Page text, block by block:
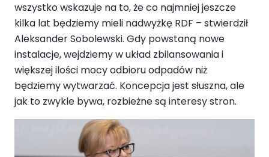
wszystko wskazuje na to, że co najmniej jeszcze
kilka lat będziemy mieli nadwyżkę RDF – stwierdził
Aleksander Sobolewski. Gdy powstaną nowe
instalacje, wejdziemy w układ zbilansowania i
większej ilości mocy odbioru odpadów niż
będziemy wytwarzać. Koncepcja jest słuszna, ale
jak to zwykle bywa, rozbieżne są interesy stron.